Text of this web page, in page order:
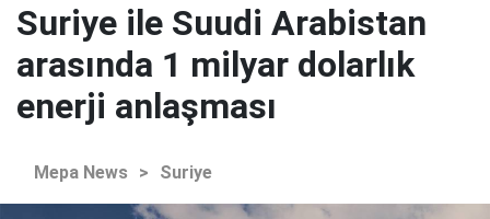
Suriye ile Suudi Arabistan
arasında 1 milyar dolarlık
enerji anlaşması
Mepa News > Suriye